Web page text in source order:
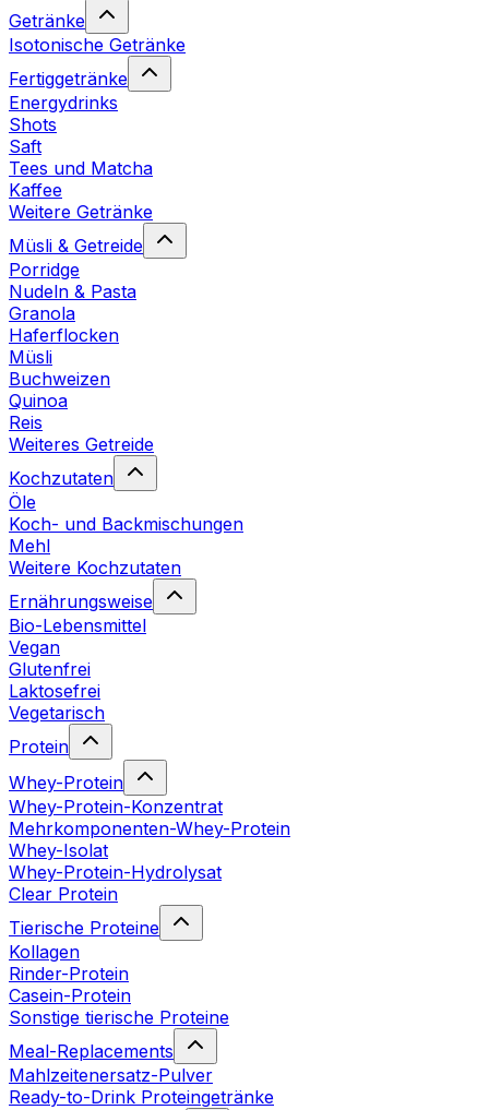
Getränke
Isotonische Getränke
Fertiggetränke
Energydrinks
Shots
Saft
Tees und Matcha
Kaffee
Weitere Getränke
Müsli & Getreide
Porridge
Nudeln & Pasta
Granola
Haferflocken
Müsli
Buchweizen
Quinoa
Reis
Weiteres Getreide
Kochzutaten
Öle
Koch- und Backmischungen
Mehl
Weitere Kochzutaten
Ernährungsweise
Bio-Lebensmittel
Vegan
Glutenfrei
Laktosefrei
Vegetarisch
Protein
Whey-Protein
Whey-Protein-Konzentrat
Mehrkomponenten-Whey-Protein
Whey-Isolat
Whey-Protein-Hydrolysat
Clear Protein
Tierische Proteine
Kollagen
Rinder-Protein
Casein-Protein
Sonstige tierische Proteine
Meal-Replacements
Mahlzeitenersatz-Pulver
Ready-to-Drink Proteingetränke